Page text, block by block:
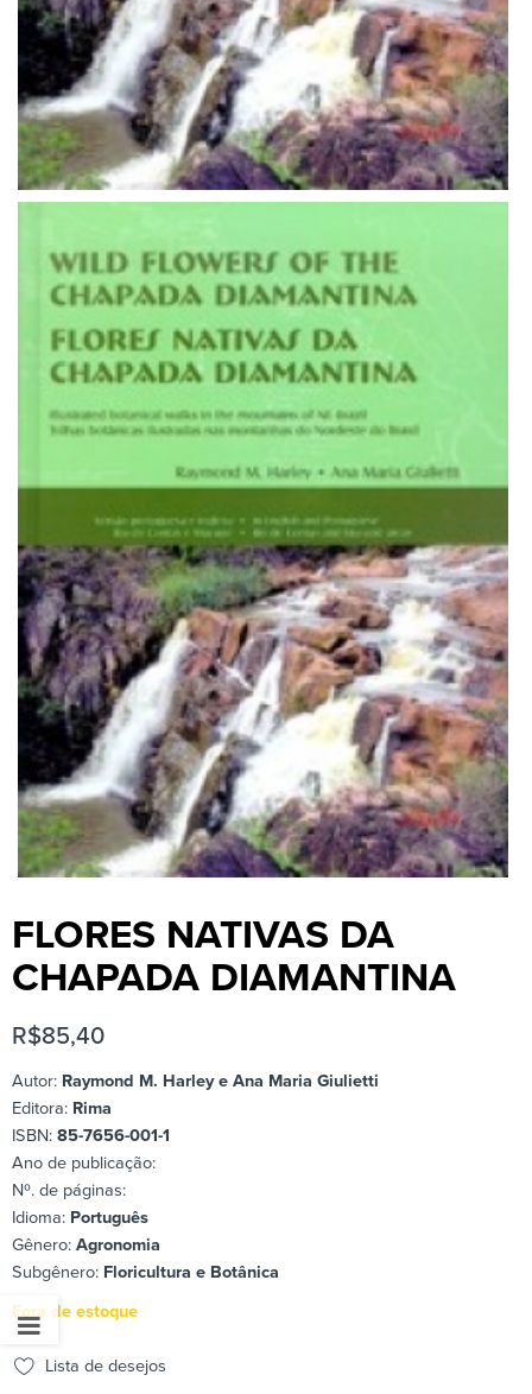
FLORES NATIVAS DA
CHAPADA DIAMANTINA
R$85,40
Autor: Raymond M. Harley e Ana Maria Giulietti
Editora: Rima
ISBN: 85-7656-001-1
Ano de publicação:
Nº. de páginas:
Idioma: Português
Gênero: Agronomia
Subgênero: Floricultura e Botânica
Fora de estoque
Lista de desejos